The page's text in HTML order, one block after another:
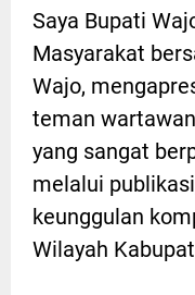
Saya Bupati
Masyarakat
Wajo,
teman
yang sangat
melalui
keunggulan
Wilayah